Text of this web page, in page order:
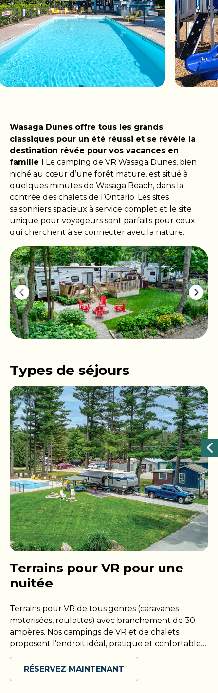
Wasaga Dunes offre tous les grands
classiques pour un été réussi et se révèle la
destination rêvée pour vos vacances en
famille ! Le camping de VR Wasaga Dunes, bien
niché au cœur d’une forêt mature, est situé à
quelques minutes de Wasaga Beach, dans la
contrée des chalets de l’Ontario. Les sites
saisonniers spacieux à service complet et le site
unique pour voyageurs sont parfaits pour ceux
qui cherchent à se connecter avec la nature.
Types de séjours
Terrains pour VR pour une
nuitée
Terrains pour VR de tous genres (caravanes
motorisées, roulottes) avec branchement de 30
ampères. Nos campings de VR et de chalets
proposent l’endroit idéal, pratique et confortable
pour garer votre VR et profiter d’une nuit
reposante. Nos terrains offrent une expérience
sans tracas aux propriétaires de VR puisqu’ils sont
RÉSERVEZ MAINTENANT